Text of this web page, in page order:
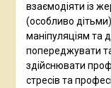
взаємодіяти із
(особливо
маніпуляціям та
попереджувати та
здійснювати
стресів та